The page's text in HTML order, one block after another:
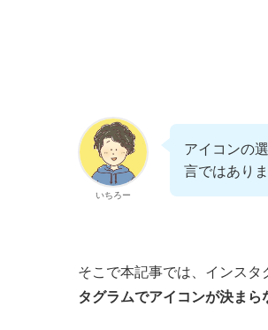
いちろー
アイコンの
言ではありま
そこで本記事では、インスタ
タグラムでアイコンが決まら